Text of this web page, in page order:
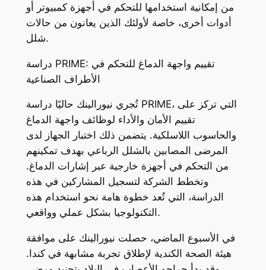
من إمكانية استخدامها للتحكم في أجهزة كمبيوتر أو
أدوات أخرى، خاصة لأولئك الذين يعانون من حالات
شلل.
دراسة PRIME: تقييم واجهة الدماغ للتحكم في
الأطراف الصناعية
تُجري نيورالينك حاليًا دراسة PRIME، التي تركز على
تقييم الأمان والأداء لوظائف واجهة الدماغ
والحاسوب اللاسلكية. يتضمن ذلك اختبار الجهاز لدى
المرضى المصابين بالشلل الرباعي بهدف تمكينهم
من التحكم في أجهزة خارجية عبر إشارات الدماغ.
وتخطط الشركة لتسجيل المشاركين في هذه
الدراسة، التي تُعد خطوة هامة نحو استخدام هذه
التكنولوجيا بشكل عملي وواقعي.
في الأسبوع الماضي، حصلت نيورالينك على موافقة
هيئة الصحة الكندية لإطلاق تجربة مشابهة في كندا.